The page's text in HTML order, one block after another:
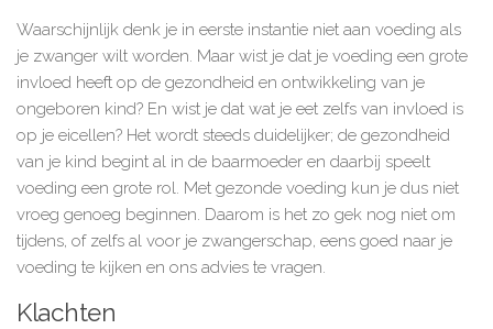
Waarschijnlijk denk je in eerste instantie niet aan voeding als
je zwanger wilt worden. Maar wist je dat je voeding een grote
invloed heeft op de gezondheid en ontwikkeling van je
ongeboren kind? En wist je dat wat je eet zelfs van invloed is
op je eicellen? Het wordt steeds duidelijker; de gezondheid
van je kind begint al in de baarmoeder en daarbij speelt
voeding een grote rol. Met gezonde voeding kun je dus niet
vroeg genoeg beginnen. Daarom is het zo gek nog niet om
tijdens, of zelfs al voor je zwangerschap, eens goed naar je
voeding te kijken en ons advies te vragen.
Klachten